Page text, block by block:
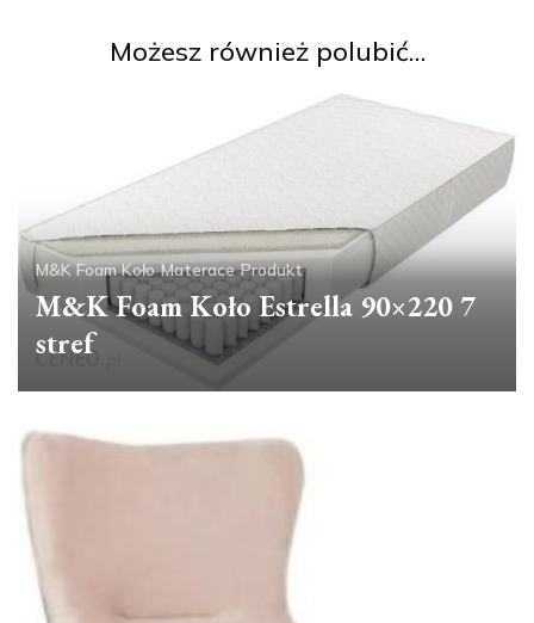
Możesz również polubić…
M&K Foam Koło Materace Produkt
M&K Foam Koło Estrella 90×220 7
stref